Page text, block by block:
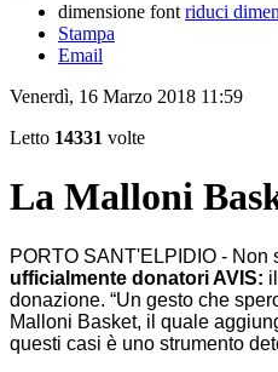
dimensione font riduci
Stampa
Email
Venerdì, 16 Marzo 2018 11:59
Letto 14331 volte
La Malloni
PORTO SANT'ELPIDIO -
ufficialmente donatori AVIS:
donazione. “Un gesto che
Malloni Basket, il quale
questi casi è uno strumento